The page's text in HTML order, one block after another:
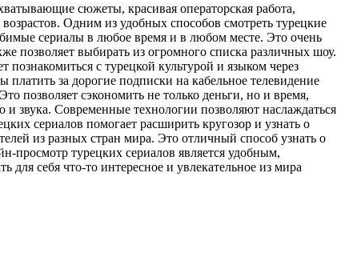
сюжеты, красивая операторская работа,
Одним из удобных способов смотреть турецкие
сериалы в любое время и в любом месте. Это очень
позволяет выбирать из огромного списка различных шоу.
с турецкой культурой и языком через
за дорогие подписки на кабельное телевидение
позволяет сэкономить не только деньги, но и время,
звука. Современные технологии позволяют наслаждаться
сериалов помогает расширить кругозор и узнать о
из разных стран мира. Это отличный способ узнать о
просмотр турецких сериалов является удобным,
себя что-то интересное и увлекательное из мира